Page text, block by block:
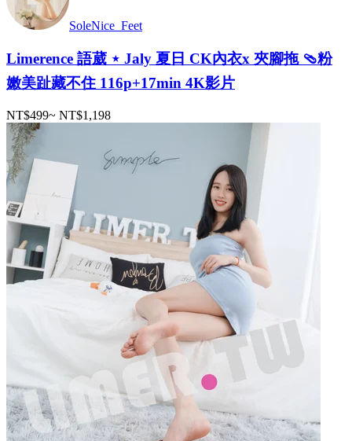
SoleNice_Feet
Limerence 語葳 ⋆ Jaly 夏日 CK內衣x 夾腳拖 🩴粉
嫩美趾藏不住 116p+17min 4K影片
NT$499~ NT$1,198